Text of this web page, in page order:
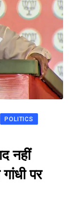
POLITICS
नहीं
पर